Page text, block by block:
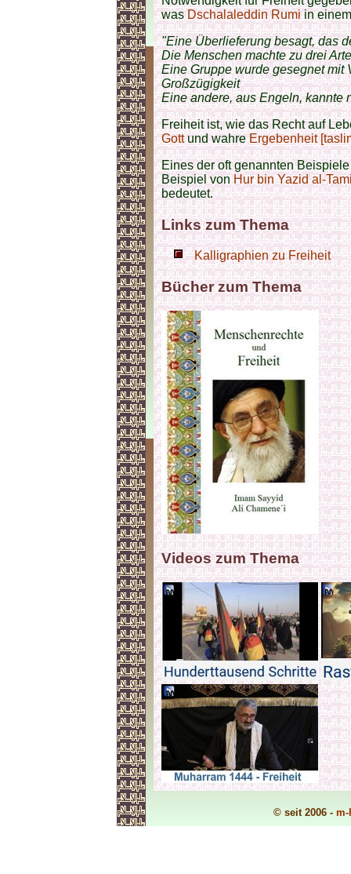
wasDschalaleddin Rumiin
"Eine Überlieferung besagt, das
Die Menschen machte zu drei
Eine Gruppe wurde gesegnet mit
Großzügigkeit
Eine andere, aus Engeln, kannte
Freiheit ist, wie das Recht auf
Gottund wahreErgebenheit
Eines der oft genannten
Beispiel vonHur bin Yazid al-
bedeutet.
Links zum Thema
Kalligraphien zu Freiheit
Bücher zum Thema
Videos zum Thema
© seit 2006 - m-